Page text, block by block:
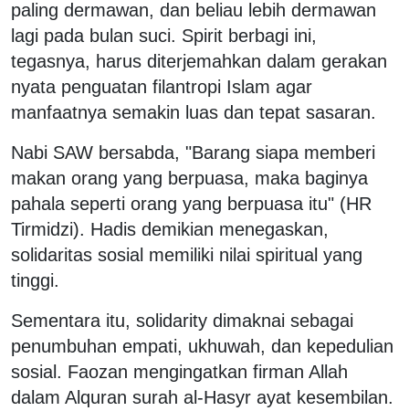
paling dermawan, dan beliau lebih dermawan
lagi pada bulan suci. Spirit berbagi ini,
tegasnya, harus diterjemahkan dalam gerakan
nyata penguatan filantropi Islam agar
manfaatnya semakin luas dan tepat sasaran.
Nabi SAW bersabda, "Barang siapa memberi
makan orang yang berpuasa, maka baginya
pahala seperti orang yang berpuasa itu" (HR
Tirmidzi). Hadis demikian menegaskan,
solidaritas sosial memiliki nilai spiritual yang
tinggi.
Sementara itu, solidarity dimaknai sebagai
penumbuhan empati, ukhuwah, dan kepedulian
sosial. Faozan mengingatkan firman Allah
dalam Alquran surah al-Hasyr ayat kesembilan.